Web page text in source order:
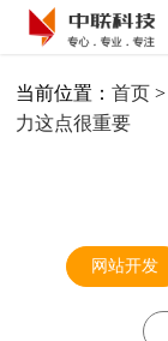
当前位置： 首页 >
力这点很重要
网站开发